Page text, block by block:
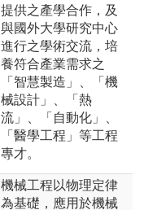
提供之產學合作，及
與國外大學研究中心
進行之學術交流，培
養符合產業需求之
「智慧製造」、「機
械設計」、「熱
流」、「自動化」、
「醫學工程」等工程
專才。
機械工程以物理定律
為基礎，應用於機械